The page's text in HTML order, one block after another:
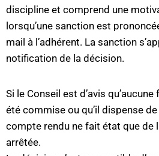
discipline et comprend une
lorsqu’une sanction est
mail à l’adhérent. La sanction
notification de la décision.
Si le Conseil est d’avis
été commise ou qu’il dispense
compte rendu ne fait état que de
arrêtée.